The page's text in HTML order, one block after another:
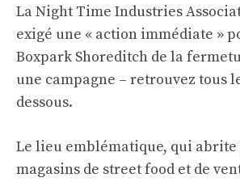
La Night Time Industries
exigé une « action immédiate »
Boxpark Shoreditch de la
une campagne – retrouvez tous
dessous.
Le lieu emblématique, qui
magasins de street food et de